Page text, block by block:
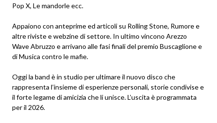
Pop X, Le mandorle ecc.
Appaiono con anteprime ed articoli su Rolling Stone, Rumore e
altre riviste e webzine di settore. In ultimo vincono Arezzo
Wave Abruzzo e arrivano alle fasi finali del premio Buscaglione e
di Musica contro le mafie.
Oggi la band è in studio per ultimare il nuovo disco che
rappresenta l’insieme di esperienze personali, storie condivise e
il forte legame di amicizia che li unisce. L’uscita è programmata
per il 2026.